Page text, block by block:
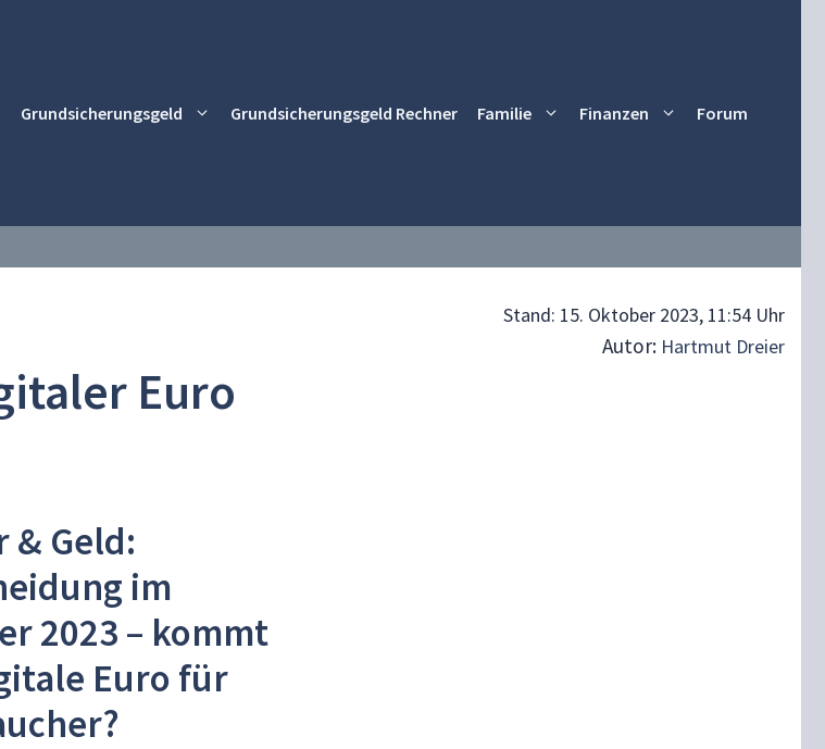
Grundsicherungsgeld Grundsicherungsgeld Rechner Familie Finanzen Forum
Stand: 15. Oktober 2023, 11:54 Uhr
Autor: Hartmut Dreier
Euro
& Geld:
im
2023 – kommt
Euro für